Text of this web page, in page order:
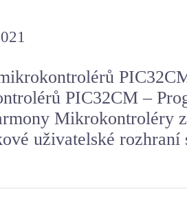
PIC32CM –
Mikrokontroléry
uživatelské